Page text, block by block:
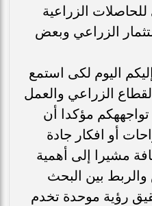
الزراعية
الزراعي وبعض
اليوم لكى استمع
الزراعي والعمل
مؤكدا أن
أو افكار جادة
مشيرا إلى أهمية
والربط بين البحث
رؤية موحدة تخدم